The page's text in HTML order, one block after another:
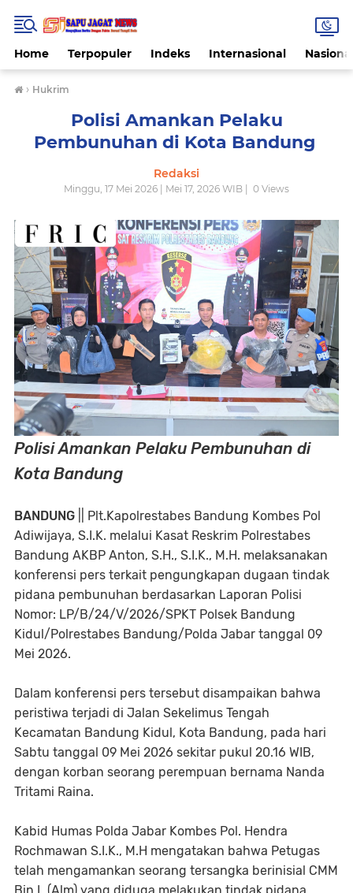
Home Terpopuler Indeks Internasional
› Hukrim
Polisi Amankan Pelaku
Pembunuhan di Kota Bandung ‎
Redaksi
Minggu, 17 Mei 2026 | Mei 17, 2026 WIB | 0 Views
Polisi Amankan Pelaku Pembunuhan di
Kota Bandung
BANDUNG || Plt.Kapolrestabes Bandung Kombes Pol
Adiwijaya, S.I.K. melalui Kasat Reskrim Polrestabes
Bandung AKBP Anton, S.H., S.I.K., M.H. melaksanakan
konferensi pers terkait pengungkapan dugaan tindak
pidana pembunuhan berdasarkan Laporan Polisi
Nomor: LP/B/24/V/2026/SPKT Polsek Bandung
Kidul/Polrestabes Bandung/Polda Jabar tanggal 09
Mei 2026.
‎Dalam konferensi pers tersebut disampaikan bahwa
peristiwa terjadi di Jalan Sekelimus Tengah
Kecamatan Bandung Kidul, Kota Bandung, pada hari
Sabtu tanggal 09 Mei 2026 sekitar pukul 20.16 WIB,
dengan korban seorang perempuan bernama Nanda
Tritami Raina.
Kabid Humas Polda Jabar Kombes Pol. Hendra
Rochmawan S.I.K., ‎M.H mengatakan bahwa Petugas
telah mengamankan seorang tersangka berinisial CMM